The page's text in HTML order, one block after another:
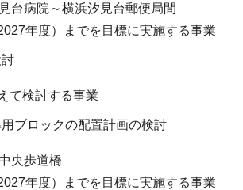
台病院～横浜汐見台郵便局間
年度）までを目標に実施する事業
て検討する事業
ブロックの配置計画の検討
央歩道橋
年度）までを目標に実施する事業